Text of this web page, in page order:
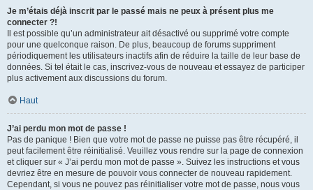
Je m’étais déjà inscrit par le passé mais ne peux à présent plus me
connecter ?!
Il est possible qu’un administrateur ait désactivé ou supprimé votre compte
pour une quelconque raison. De plus, beaucoup de forums suppriment
périodiquement les utilisateurs inactifs afin de réduire la taille de leur base de
données. Si tel était le cas, inscrivez-vous de nouveau et essayez de participer
plus activement aux discussions du forum.
Haut
J’ai perdu mon mot de passe !
Pas de panique ! Bien que votre mot de passe ne puisse pas être récupéré, il
peut facilement être réinitialisé. Veuillez vous rendre sur la page de connexion
et cliquer sur « J’ai perdu mon mot de passe ». Suivez les instructions et vous
devriez être en mesure de pouvoir vous connecter de nouveau rapidement.
Cependant, si vous ne pouvez pas réinitialiser votre mot de passe, nous vous